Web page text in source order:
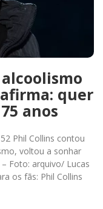
quer
anos
Phil Collins contou
voltou a sonhar
Foto: arquivo/ Lucas
os fãs: Phil Collins